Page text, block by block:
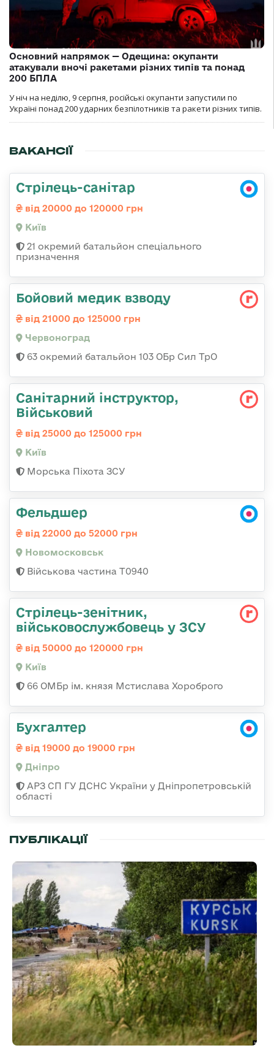
Основний напрямок — Одещина: окупанти
атакували вночі ракетами різних типів та понад
200 БПЛА
У ніч на неділю, 9 серпня, російські окупанти запустили по
Україні понад 200 ударних безпілотників та ракети різних типів.
ВАКАНСІЇ
Стрілець-санітар
від 20000 до 120000 грн
Київ
21 окремий батальйон спеціального
призначення
Бойовий медик взводу
від 21000 до 125000 грн
Червоноград
63 окремий батальйон 103 ОБр Сил ТрО
Санітарний інструктор,
Військовий
від 25000 до 125000 грн
Київ
Морська Піхота ЗСУ
Фельдшер
від 22000 до 52000 грн
Новомосковськ
Військова частина Т0940
Стрілець-зенітник,
військовослужбовець у ЗСУ
від 50000 до 120000 грн
Київ
66 ОМБр ім. князя Мстислава Хороброго
Бухгалтер
від 19000 до 19000 грн
Дніпро
АРЗ СП ГУ ДСНС України у Дніпропетровській
області
ПУБЛІКАЦІЇ